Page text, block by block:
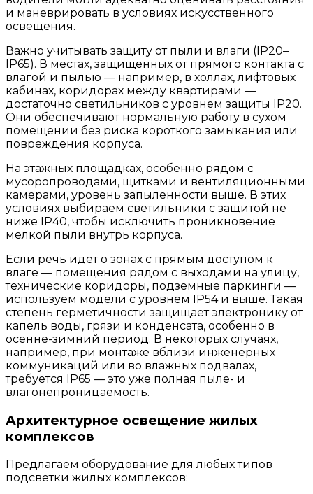
и маневрировать в условиях искусственного
освещения.
Важно учитывать защиту от пыли и влаги (IP20–
IP65). В местах, защищенных от прямого контакта с
влагой и пылью — например, в холлах, лифтовых
кабинах, коридорах между квартирами —
достаточно светильников с уровнем защиты IP20.
Они обеспечивают нормальную работу в сухом
помещении без риска короткого замыкания или
повреждения корпуса.
На этажных площадках, особенно рядом с
мусоропроводами, щитками и вентиляционными
камерами, уровень запыленности выше. В этих
условиях выбираем светильники с защитой не
ниже IP40, чтобы исключить проникновение
мелкой пыли внутрь корпуса.
Если речь идет о зонах с прямым доступом к
влаге — помещения рядом с выходами на улицу,
технические коридоры, подземные паркинги —
используем модели с уровнем IP54 и выше. Такая
степень герметичности защищает электронику от
капель воды, грязи и конденсата, особенно в
осенне-зимний период. В некоторых случаях,
например, при монтаже вблизи инженерных
коммуникаций или во влажных подвалах,
требуется IP65 — это уже полная пыле- и
влагонепроницаемость.
Архитектурное освещение жилых
комплексов
Предлагаем оборудование для любых типов
подсветки жилых комплексов: